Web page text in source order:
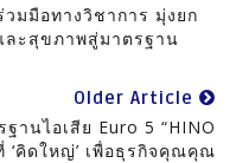
มมือทางวิชาการ มุ่งยก
ละสุขภาพสู่มาตรฐาน
Older Article
นไอเสีย Euro 5 “HINO
‘คิดใหญ่’ เพื่อธุรกิจคุณคุณ